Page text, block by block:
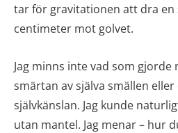
tar för gravitationen att dra en
centimeter mot golvet.
Jag minns inte vad som gjorde
smärtan av själva smällen
självkänslan. Jag kunde
utan mantel. Jag menar – hur